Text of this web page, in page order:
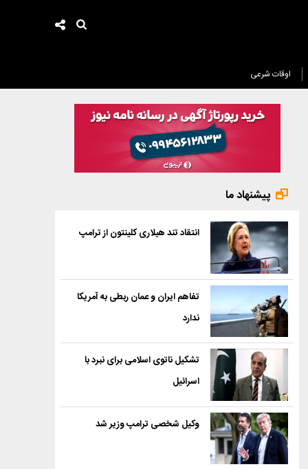
اوقات شرعی
پیشنهاد ما
انتقاد تند هیلاری کلینتون از ترامپ
تفاهم ایران و عمان ربطی به آمریکا
ندارد
تشکیل ناتوی اسلامی برای نبرد با
اسرائیل
وکیل شخصی ترامپ وزیر شد